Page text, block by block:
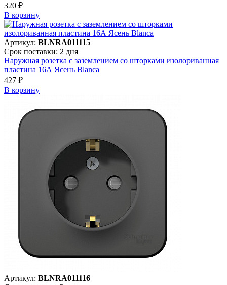
320 ₽
В корзинy
Артикул: BLNRA011115
Срок поставки: 2 дня
Наружная розетка с заземлением со шторками изолориванная
пластина 16А Ясень Blanca
427 ₽
В корзинy
Артикул: BLNRA011116